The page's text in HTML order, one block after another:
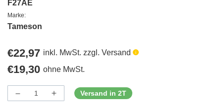
F27AE
Marke:
Tameson
Regulärer
Preis
€22,97 inkl. MwSt. zzgl. Versand
Regulärer
Preis
€19,30 ohne MwSt.
Menge
Menge
verringern
Menge
erhöhen
Versand in 2T